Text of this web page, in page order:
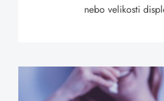
nebo velikosti